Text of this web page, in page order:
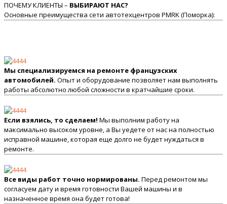
ПОЧЕМУ КЛИЕНТЫ – ВЫБИРАЮТ НАС?
Основные преимущества сети автотехцентров PMRK (Поморка):
Мы специализируемся на ремонте французских
автомобилей. Опыт и оборудование позволяет нам выполнять
работы абсолютно любой сложности в кратчайшие сроки.
Если взялись, то сделаем! Мы выполним работу на
максимально высоком уровне, а Вы уедете от нас на полностью
исправной машине, которая еще долго не будет нуждаться в
ремонте.
Все виды работ точно нормированы. Перед ремонтом мы
согласуем дату и время готовности Вашей машины и в
назначенное время она будет готова!